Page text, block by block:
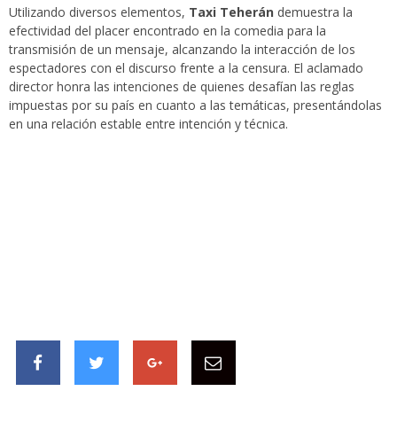
Utilizando diversos elementos, Taxi Teherán demuestra la
efectividad del placer encontrado en la comedia para la
transmisión de un mensaje, alcanzando la interacción de los
espectadores con el discurso frente a la censura. El aclamado
director honra las intenciones de quienes desafían las reglas
impuestas por su país en cuanto a las temáticas, presentándolas
en una relación estable entre intención y técnica.